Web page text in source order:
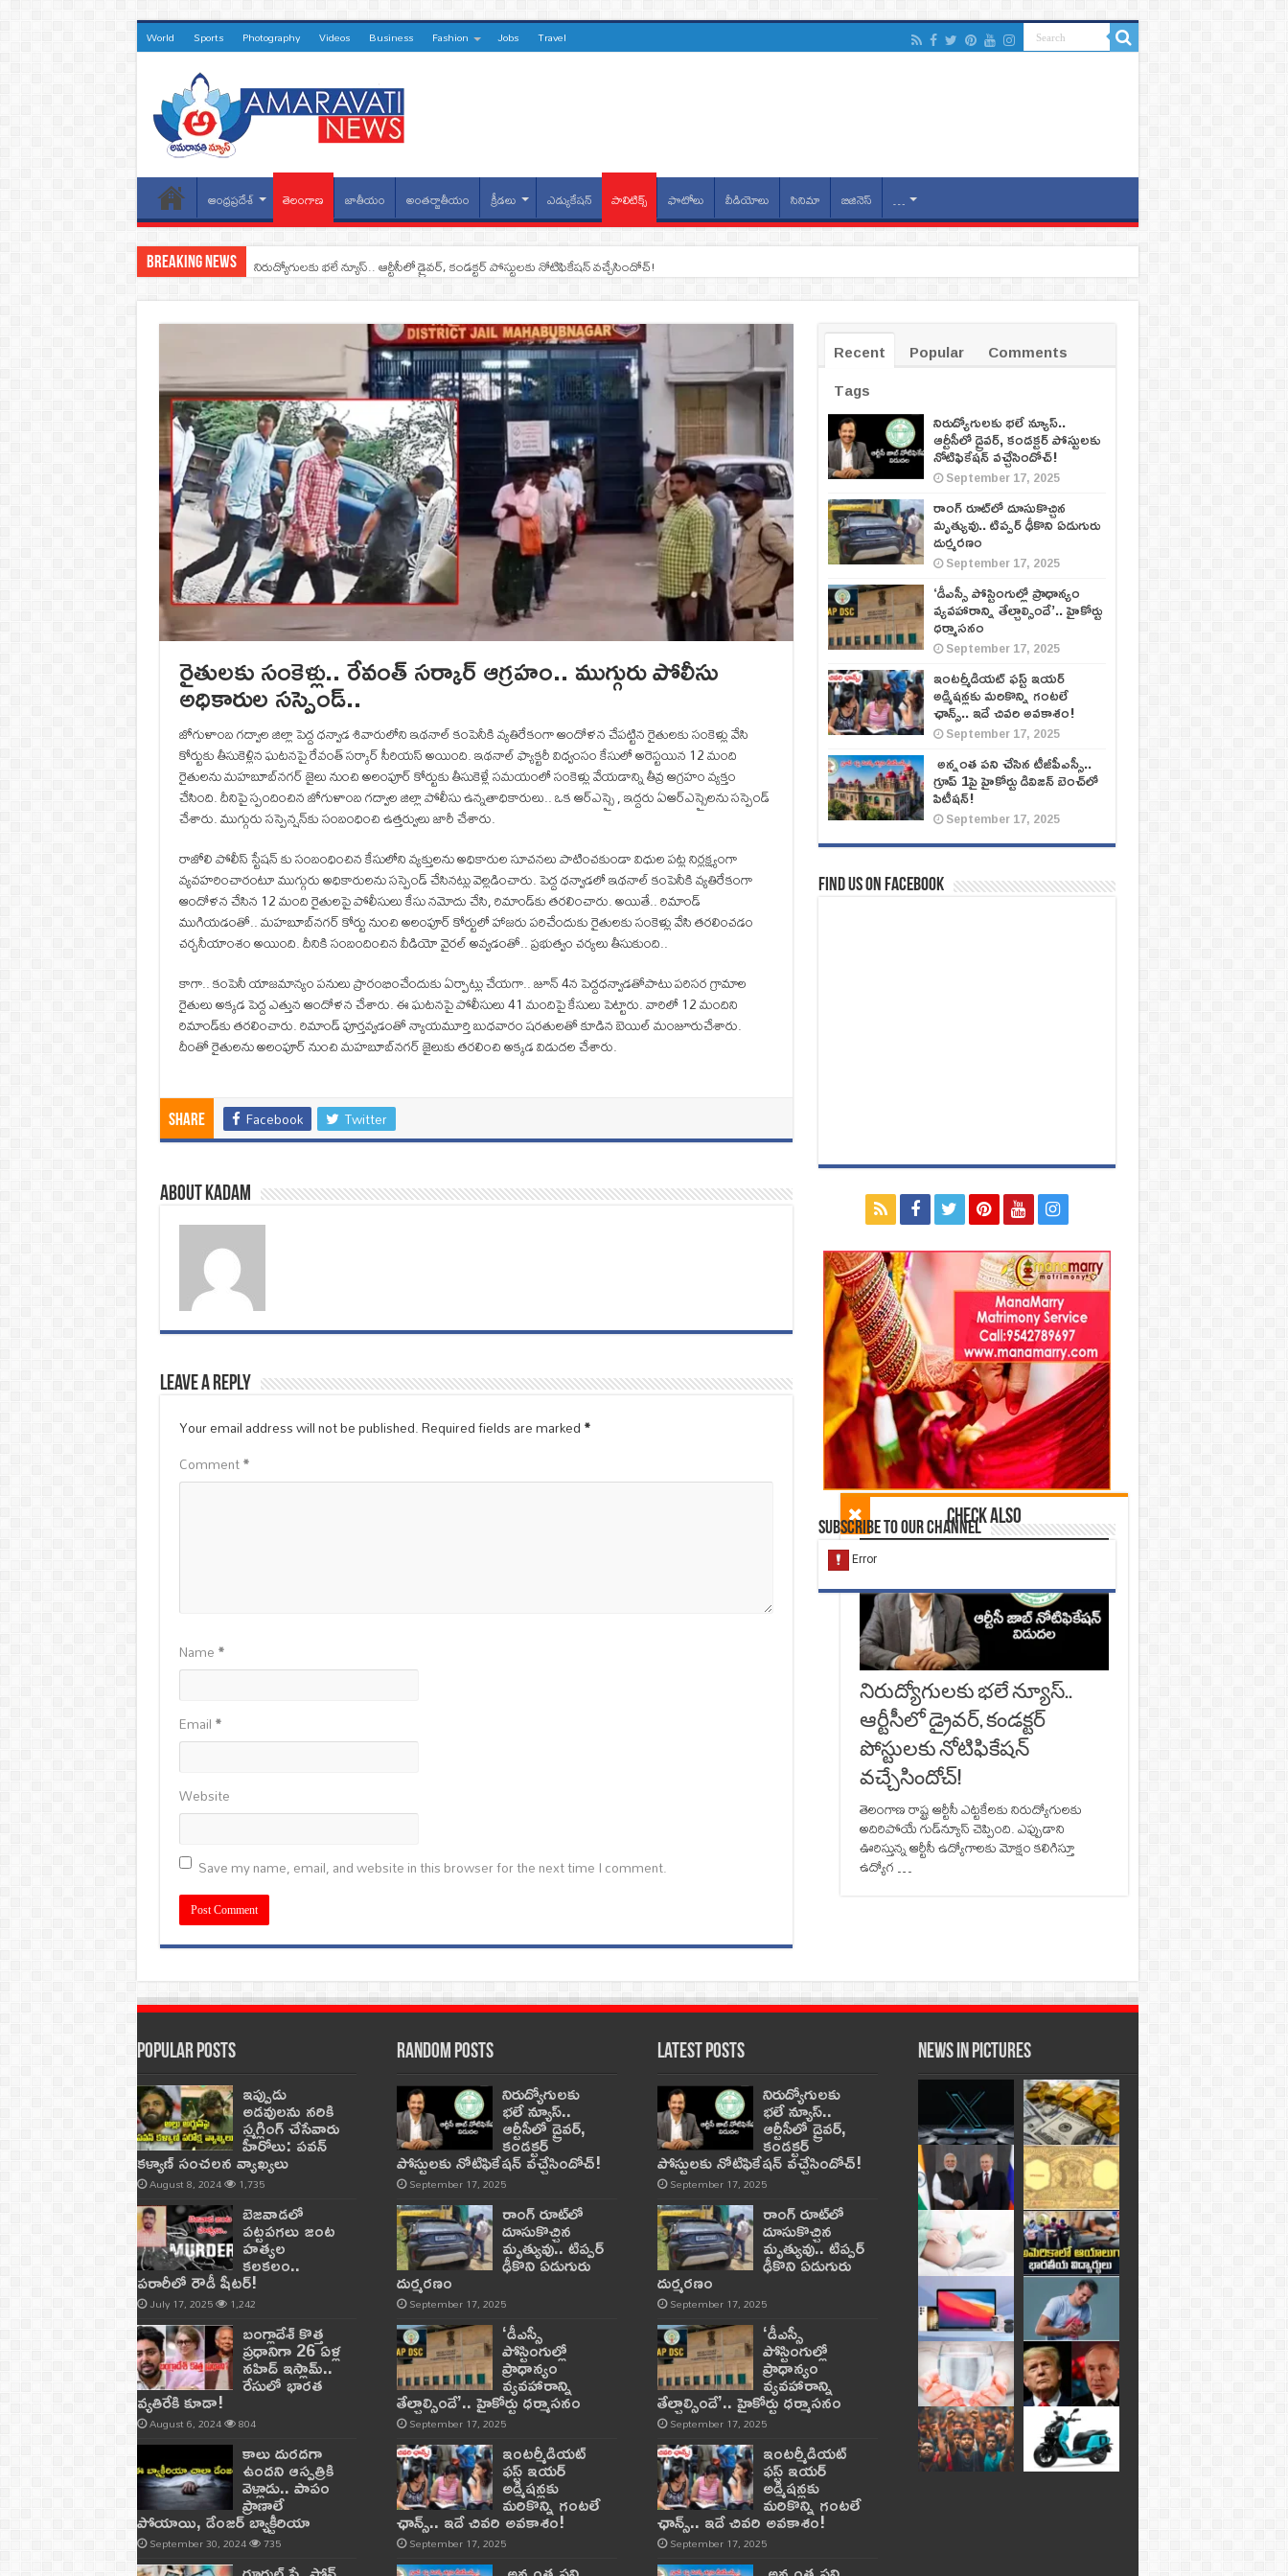
World Sports Photography Videos Business Fashion Jobs Travel
ఆంధ్రప్రదేశ్ తెలంగాణ జాతీయం అంతర్జాతీయం క్రీడలు ఎడ్యుకేషన్ పాలిటిక్స్ ఫొటోలు వీడియోలు సినిమా బిజినెస్ …
Breaking News నిరుద్యోగులకు భలే న్యూస్.. ఆర్టీసీలో డ్రైవర్, కండక్టర్‌ పోస్టులకు నోటిఫికేషన్‌ వచ్చేసిందోచ్‌!
రైతులకు సంకెళ్లు.. రేవంత్ సర్కార్ ఆగ్రహం.. ముగ్గురు పోలీసు
అధికారుల సస్పెండ్..
జోగుళాంబ గద్వాల జిల్లా పెద్ద ధన్వాడ శివారులోని ఇథనాల్‌ కంపెనీకి వ్యతిరేకంగా ఆందోళన చేపట్టిన రైతులకు సంకెళ్లు వేసి
కోర్టుకు తీసుకెళ్లిన ఘటనపై రేవంత్‌ సర్కార్‌ సీరియస్‌ అయింది. ఇథనాల్ ఫ్యాక్టరీ విధ్వంసం కేసులో అరెస్టయిన 12 మంది
రైతులను మ‌హ‌బూబ్‌న‌గ‌ర్ జైలు నుంచి అలంపూర్ కోర్టుకు తీసుకెళ్లే సమయంలో సంకెళ్లు వేయడాన్ని తీవ్ర ఆగ్రహం వ్యక్తం
చేసింది. దీనిపై స్పందించిన జోగుళాంబ గద్వాల జిల్లా పోలీసు ఉన్నతాధికారులు.. ఒక ఆర్‌ఎస్సై , ఇద్దరు ఏఆర్‌ఎస్సైలను సస్పెండ్
చేశారు. ముగ్గురు సస్పెన్షన్‌కు సంబంధించి ఉత్తర్వులు జారీ చేశారు.
రాజోలి పోలీస్ స్టేషన్ కు సంబంధించిన కేసులోని వ్యక్తులను అధికారుల సూచనలు పాటించకుండా విధుల పట్ల నిర్లక్ష్యంగా
వ్యవహరించారంటూ ముగ్గురు అధికారులను సస్పెండ్ చేసినట్లు వెల్లడించారు. పెద్ద ధ‌న్వాడ‌లో ఇథ‌నాల్ కంపెనీకి వ్యతిరేకంగా
ఆందోళ‌న చేసిన 12 మంది రైతులపై పోలీసులు కేసు న‌మోదు చేసి, రిమాండ్‌కు త‌ర‌లించారు. అయితే.. రిమాండ్
ముగియ‌డంతో.. మ‌హ‌బూబ్‌న‌గ‌ర్ కోర్టు నుంచి అలంపూర్ కోర్టులో హాజ‌రు ప‌రిచేందుకు రైతులకు సంకెళ్లు వేసి తరలించడం
చర్చనీయాంశం అయింది. దీనికి సంబందించిన వీడియో వైరల్ అవ్వడంతో.. ప్రభుత్వం చర్యలు తీసుకుంది..
కాగా.. కంపెనీ యాజమాన్యం పనులు ప్రారంభించేందుకు ఏర్పాట్లు చేయగా.. జూన్‌ 4న పెద్దధన్వాడతోపాటు పరిసర గ్రామాల
రైతులు అక్కడ పెద్ద ఎత్తున ఆందోళన చేశారు. ఈ ఘటనపై పోలీసులు 41 మందిపై కేసులు పెట్టారు. వారిలో 12 మందిని
రిమాండ్‌కు తరలించారు. రిమాండ్ పూర్తవ్వడంతో న్యాయమూర్తి బుధవారం షరతులతో కూడిన బెయిల్‌ మంజూరుచేశారు.
దీంతో రైతులను అలంపూర్‌ నుంచి మహబూబ్‌నగర్‌ జైలుకు తరలించి అక్కడ విడుదల చేశారు.
Share Facebook Twitter
About Kadam
Check Also
నిరుద్యోగులకు భలే న్యూస్..
ఆర్టీసీలో డ్రైవర్, కండక్టర్‌
పోస్టులకు నోటిఫికేషన్‌
వచ్చేసిందోచ్‌!
తెలంగాణ రాష్ట్ర ఆర్టీసీ ఎట్టకేలకు నిరుద్యోగులకు
అదిరిపోయే గుడ్‌న్యూస్‌ చెప్పింది. ఎప్పుడాని
ఊరిస్తున్న ఆర్టీసీ ఉద్యోగాలకు మోక్షం కలిగిస్తూ
ఉద్యోగ …
Leave a Reply
Your email address will not be published.Required fields are marked*
Comment*
Name*
Email*
Website
Save my name, email, and website in this browser for the next time I comment.
Recent Popular
Comments
Tags
నిరుద్యోగులకు భలే న్యూస్..
ఆర్టీసీలో డ్రైవర్, కండక్టర్‌ పోస్టులకు
నోటిఫికేషన్‌ వచ్చేసిందోచ్‌!
September 17, 2025
రాంగ్ రూట్‌లో దూసుకొచ్చిన
మృత్యువు.. టిప్పర్ ఢీకొని ఏడుగురు
దుర్మరణం
September 17, 2025
‘డీఎస్సీ పోస్టింగుల్లో ప్రాధాన్యం
వ్యవహారాన్ని తేల్చాల్సిందే’.. హైకోర్టు
ధర్మాసనం
September 17, 2025
ఇంటర్మీడియట్ ఫస్ట్‌ ఇయర్‌
అడ్మిషన్లకు మరికొన్ని గంటలే
ఛాన్స్‌.. ఇదే చివరి అవకాశం!
September 17, 2025
అన్నంత పని చేసిన టీజీపీఎస్సీ..
గ్రూప్‌ 1పై హైకోర్టు డివిజన్‌ బెంచ్‌లో
పిటీషన్‌!
September 17, 2025
Find us on Facebook
Subscribe to our Channel
Popular Posts
ఇప్పుడు
అడవులను నరికి
స్మగ్లింగ్ చేసేవారు
హీరోలు: పవన్
కళ్యాణ్ సంచలన వ్యాఖ్యలు
August 8, 2024 1,735
బెజవాడలో
పట్టపగలు జంట
హత్యల
కలకలం..
పరారీలో రౌడీ షీటర్‌!
July 17, 2025 1,242
బంగ్లాదేశ్ కొత్త
ప్రధానిగా 26 ఏళ్ల
నహిద్ ఇస్లామ్..
రేసులో భారత
వ్యతిరేకి కూడా!
August 6, 2024 804
కాలు దురదగా
ఉందని ఆస్పత్రికి
వెళ్లాడు.. పాపం
ప్రాణాలే
పోయాయి, డేంజర్ బ్యాక్టీరియా
September 30, 2024 735
Random Posts
నిరుద్యోగులకు
భలే న్యూస్..
ఆర్టీసీలో డ్రైవర్,
కండక్టర్‌
పోస్టులకు నోటిఫికేషన్‌ వచ్చేసిందోచ్‌!
September 17, 2025
రాంగ్ రూట్‌లో
దూసుకొచ్చిన
మృత్యువు.. టిప్పర్
ఢీకొని ఏడుగురు
దుర్మరణం
September 17, 2025
‘డీఎస్సీ
పోస్టింగుల్లో
ప్రాధాన్యం
వ్యవహారాన్ని
తేల్చాల్సిందే’.. హైకోర్టు ధర్మాసనం
September 17, 2025
ఇంటర్మీడియట్
ఫస్ట్‌ ఇయర్‌
అడ్మిషన్లకు
మరికొన్ని గంటలే
ఛాన్స్‌.. ఇదే చివరి అవకాశం!
September 17, 2025
Latest Posts
నిరుద్యోగులకు
భలే న్యూస్..
ఆర్టీసీలో డ్రైవర్,
కండక్టర్‌
పోస్టులకు నోటిఫికేషన్‌ వచ్చేసిందోచ్‌!
September 17, 2025
రాంగ్ రూట్‌లో
దూసుకొచ్చిన
మృత్యువు.. టిప్పర్
ఢీకొని ఏడుగురు
దుర్మరణం
September 17, 2025
‘డీఎస్సీ
పోస్టింగుల్లో
ప్రాధాన్యం
వ్యవహారాన్ని
తేల్చాల్సిందే’.. హైకోర్టు ధర్మాసనం
September 17, 2025
ఇంటర్మీడియట్
ఫస్ట్‌ ఇయర్‌
అడ్మిషన్లకు
మరికొన్ని గంటలే
ఛాన్స్‌.. ఇదే చివరి అవకాశం!
September 17, 2025
News in Pictures